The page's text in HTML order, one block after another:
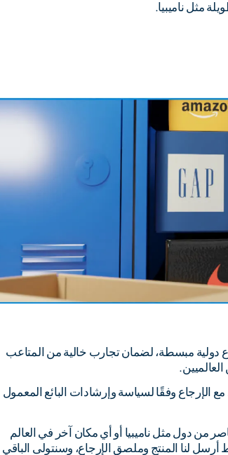
مثل ناميبيا.
دولية مبسطة، لضمان تجارب خالية من المتاعب
مع الإرجاع وفقًا لسياسة وإرشادات البائع المعمول
من دول مثل ناميبيا أو أي مكان آخر في العالم
لنا المنتج وملصق الإرجاع، وسنتولى الباقي